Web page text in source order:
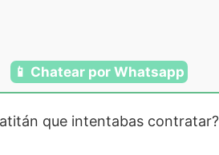
📱 Chatear por Whatsapp
que intentabas contratar?